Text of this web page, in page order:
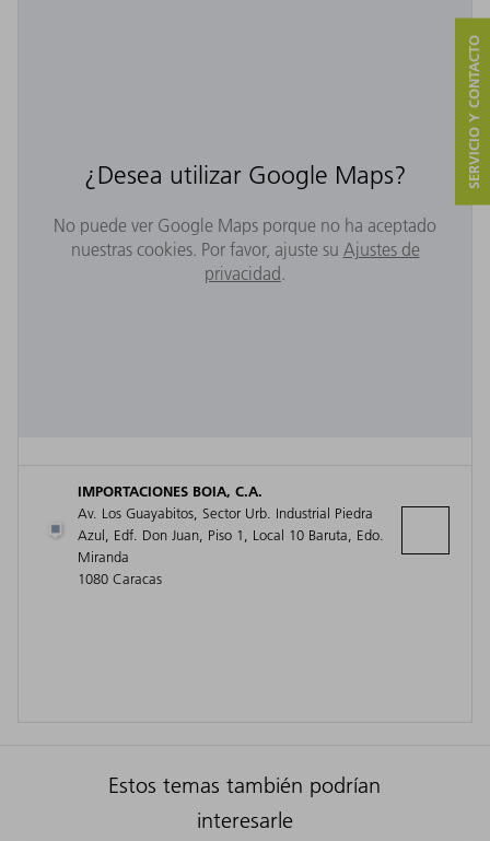
¿Desea utilizar Google Maps?
No puede ver Google Maps porque no ha aceptado
nuestras cookies. Por favor, ajuste su Ajustes de
privacidad.
IMPORTACIONES BOIA, C.A.
Av. Los Guayabitos, Sector Urb. Industrial Piedra
Azul, Edf. Don Juan, Piso 1, Local 10 Baruta, Edo.
Miranda
1080 Caracas
Estos temas también podrían
interesarle
SERVICIO Y CONTACTO